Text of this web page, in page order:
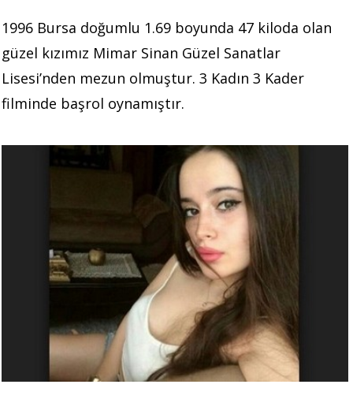
1996 Bursa doğumlu 1.69 boyunda 47 kiloda olan
güzel kızımız Mimar Sinan Güzel Sanatlar
Lisesi’nden mezun olmuştur. 3 Kadın 3 Kader
filminde başrol oynamıştır.